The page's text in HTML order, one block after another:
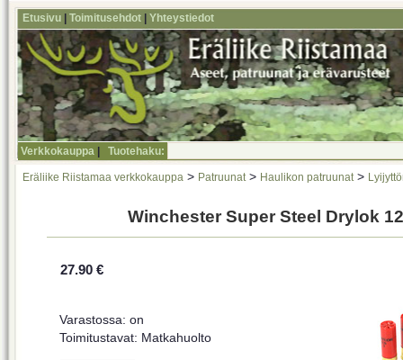
Etusivu Toimitusehdot Yhteystiedot
Verkkokauppa Tuotehaku:
Eräliike Riistamaa verkkokauppa > Patruunat > Haulikon patruunat >
Winchester Super Steel Drylok
27.90 €
Varastossa: on
Toimitustavat: Matkahuolto